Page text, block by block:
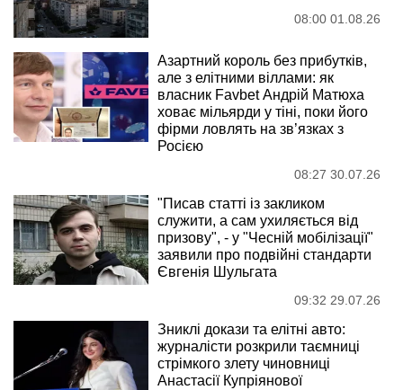
08:00 01.08.26
Азартний король без прибутків,
але з елітними віллами: як
власник Favbet Андрій Матюха
ховає мільярди у тіні, поки його
фірми ловлять на зв’язках з
Росією
08:27 30.07.26
"Писав статті із закликом
служити, а сам ухиляється від
призову", - у "Чесній мобілізації"
заявили про подвійні стандарти
Євгенія Шульгата
09:32 29.07.26
Зниклі докази та елітні авто:
журналісти розкрили таємниці
стрімкого злету чиновниці
Анастасії Купріянової